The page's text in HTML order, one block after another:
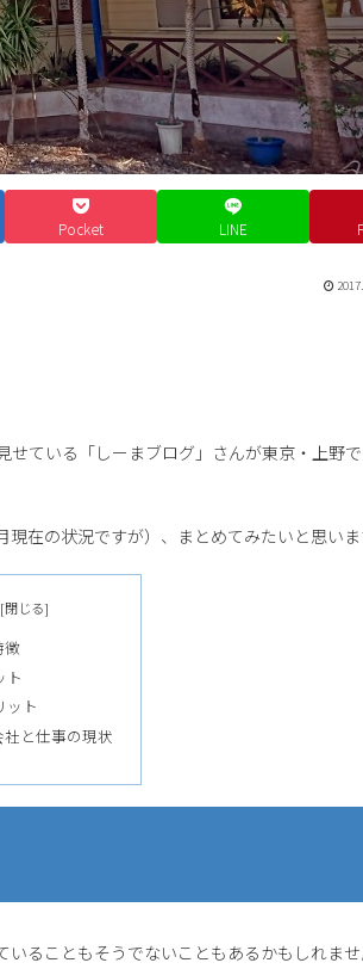
Pocket LINE
ている「しーまブログ」さんが東京・上野
在の状況ですが）、まとめてみたいと思いま
徴
ト
ット
と仕事の現状
ることもそうでないこともあるかもしれま